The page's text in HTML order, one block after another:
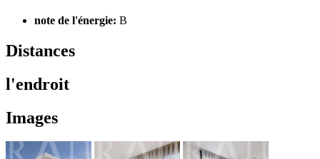
note de l'énergie: B
Distances
l'endroit
Images